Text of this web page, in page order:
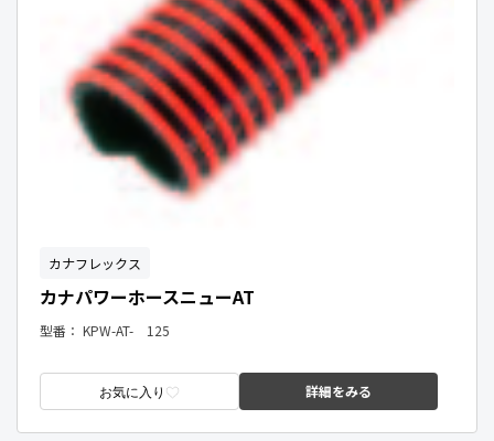
カナフレックス
カナパワーホースニューAT
型番： KPW-AT- 125
お気に入り 詳細をみる